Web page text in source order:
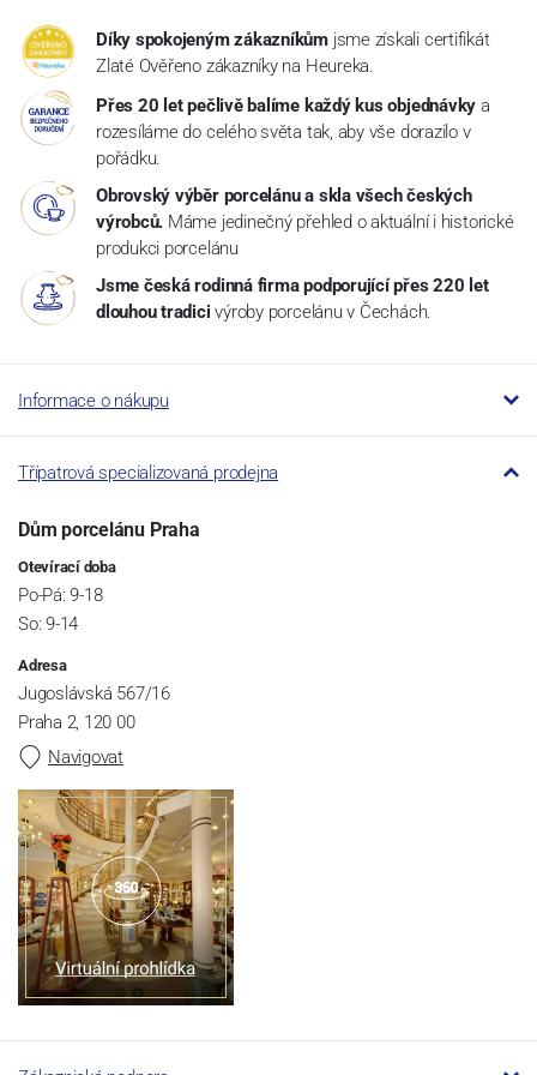
Díky spokojeným zákazníkům jsme získali certifikát
Zlaté Ověřeno zákazníky na Heureka.
Přes 20 let pečlivě balíme každý kus objednávky a
rozesíláme do celého světa tak, aby vše dorazilo v
pořádku.
Obrovský výběr porcelánu a skla všech českých
výrobců. Máme jedinečný přehled o aktuální i historické
produkci porcelánu
Jsme česká rodinná firma podporující přes 220 let
dlouhou tradici výroby porcelánu v Čechách.
Informace o nákupu
Třípatrová specializovaná prodejna
Dům porcelánu Praha
Otevírací doba
Po-Pá: 9-18
So: 9-14
Adresa
Jugoslávská 567/16
Praha 2, 120 00
Navigovat